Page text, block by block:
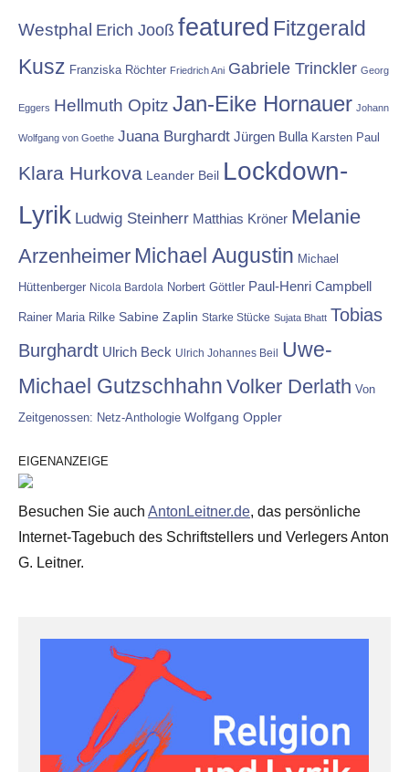
Westphal Erich Jooß featured Fitzgerald
Kusz Franziska Röchter Friedrich Ani Gabriele Trinckler Georg
Eggers Hellmuth Opitz Jan-Eike Hornauer Johann
Wolfgang von Goethe Juana Burghardt Jürgen Bulla Karsten Paul
Klara Hurkova Leander Beil Lockdown-
Lyrik Ludwig Steinherr Matthias Kröner Melanie
Arzenheimer Michael Augustin Michael
Hüttenberger Nicola Bardola Norbert Göttler Paul-Henri Campbell
Rainer Maria Rilke Sabine Zaplin Starke Stücke Sujata Bhatt Tobias
Burghardt Ulrich Beck Ulrich Johannes Beil
Uwe-
Michael Gutzschhahn Volker Derlath Von
Zeitgenossen: Netz-Anthologie Wolfgang Oppler
EIGENANZEIGE
Besuchen Sie auch AntonLeitner.de, das persönliche
Internet-Tagebuch des Schriftstellers und Verlegers Anton
G. Leitner.